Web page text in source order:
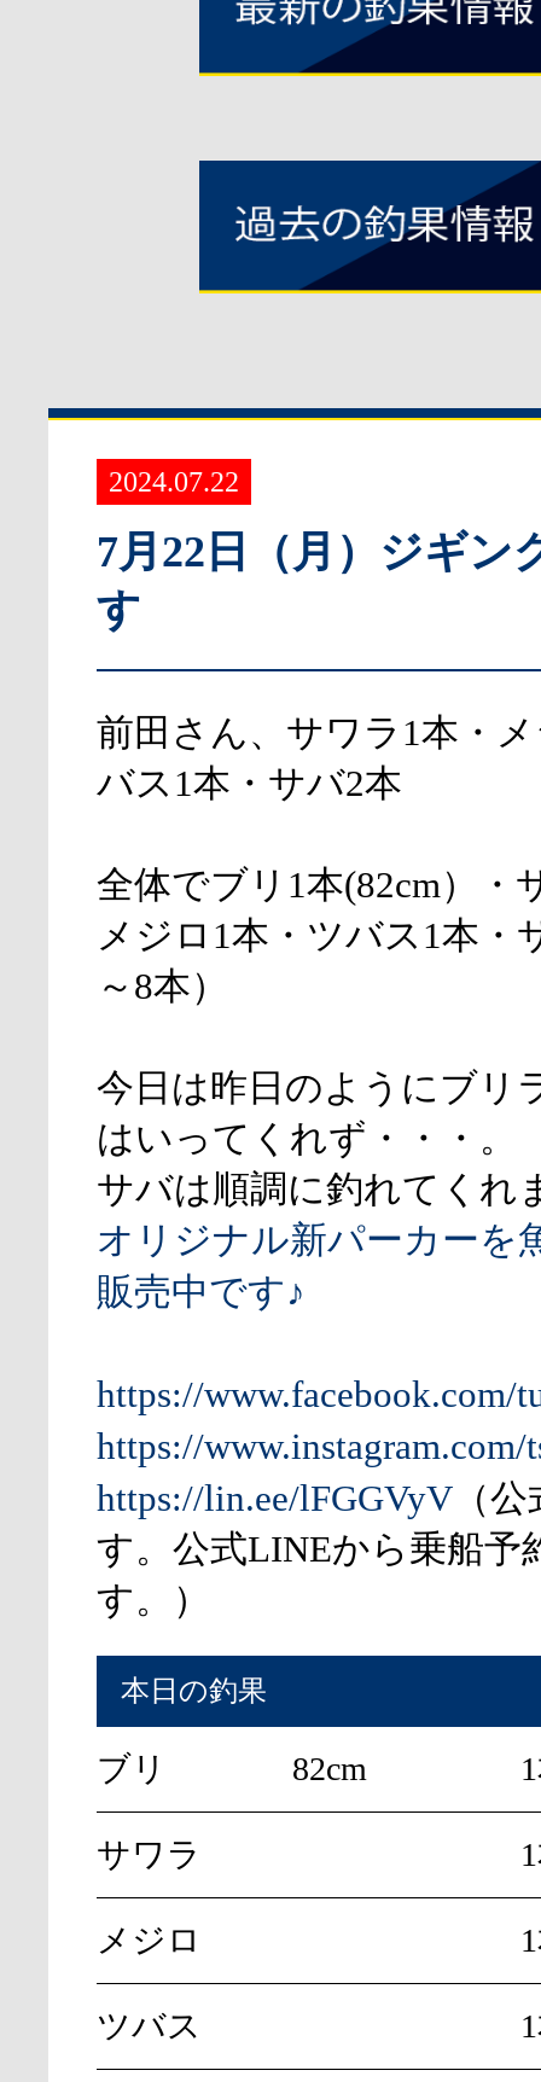
2024.07.22
7月22日（月）ジギン
す
前田さん、サワラ1本・
バス1本・サバ2本
全体でブリ1本(82cm）・
メジロ1本・ツバス1本・
～8本）
今日は昨日のようにブリ
はいってくれず・・・。
サバは順調に釣れてくれ
オリジナル新パーカーを
販売中です♪
https://www.facebook.com/
https://www.instagram.com/
https://lin.ee/lFGGVyV （
す。公式LINEから乗船予
す。）
本日の釣果
ブリ 82cm
サワラ
メジロ
ツバス